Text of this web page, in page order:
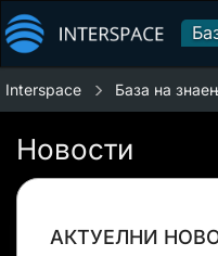
Interspace База на
Новости
АКТУЕЛНИ